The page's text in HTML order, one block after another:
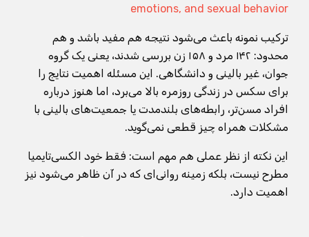
emotions, and sexual behavior
ترکیب نمونه باعث می‌شود نتیجه هم مفید باشد و هم
محدود: ۱۴۲ مرد و ۱۵۸ زن بررسی شدند، یعنی یک گروه
جوان، غیر بالینی و دانشگاهی. این مسئله اهمیت نتایج را
برای سکس در زندگی روزمره بالا می‌برد، اما هنوز درباره
افراد مسن‌تر، رابطه‌های بلندمدت یا جمعیت‌های بالینی با
مشکلات همراه چیز قطعی نمی‌گوید.
این نکته از نظر عملی هم مهم است: فقط خود الکسی‌تایمیا
مطرح نیست، بلکه زمینه روانی‌ای که در آن ظاهر می‌شود نیز
اهمیت دارد.